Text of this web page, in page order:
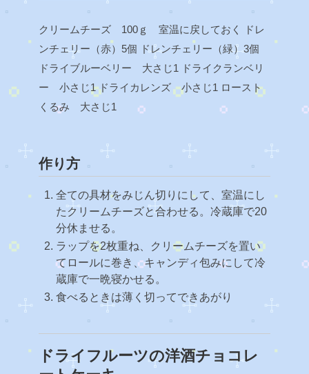
クリームチーズ 100ｇ 室温に戻しておく
ドレ
ンチェリー（赤）5個 ドレンチェリー（緑）3個
ドライブルーベリー 大さじ1 ドライクランベリ
ー 小さじ1ドライカレンズ 小さじ1 ロースト
くるみ 大さじ1
作り方
全ての具材をみじん切りにして、室温にし
たクリームチーズと合わせる。冷蔵庫で20
分休ませる。
ラップを2枚重ね、クリームチーズを置い
てロールに巻き、キャンディ包みにして冷
蔵庫で一晩寝かせる。
食べるときは薄く切ってできあがり
ドライフルーツの洋酒チョコレ